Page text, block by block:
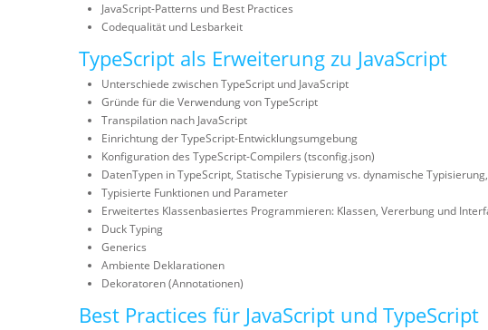
JavaScript-Patterns und Best Practices
Codequalität und Lesbarkeit
TypeScript als Erweiterung zu JavaScript
Unterschiede zwischen TypeScript und JavaScript
Gründe für die Verwendung von TypeScript
Transpilation nach JavaScript
Einrichtung der TypeScript-Entwicklungsumgebung
Konfiguration des TypeScript-Compilers (tsconfig.json)
DatenTypen in TypeScript, Statische Typisierung vs. dynamische
Typisierte Funktionen und Parameter
Erweitertes Klassenbasiertes Programmieren: Klassen, Vererbung und
Duck Typing
Generics
Ambiente Deklarationen
Dekoratoren (Annotationen)
Best Practices für JavaScript und TypeScript